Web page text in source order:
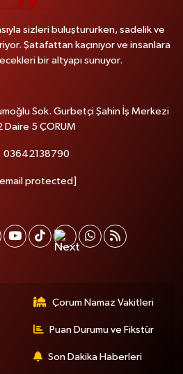
sizleri buluştururken, sadelik ve
Şatafattan kaçınıyor ve insanlara
bir altyapı sunuyor.
Sok. Gurbetçi Şahin İş Merkezi
Daire 5 ÇORUM
03642138790
protected]
Çorum Namaz Vakitleri
Puan Durumu ve Fikstür
Son Dakika Haberleri